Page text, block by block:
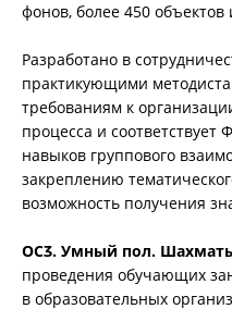
фонов, более 450
Разработано в
практикующими
требованиям к
процесса и соответствует
навыков группового
закреплению
возможность получения
ОСӠ. Умный пол.
проведения обучающих
в образовательных